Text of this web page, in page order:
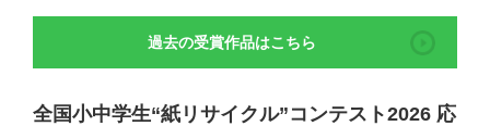
過去の受賞作品はこちら
全国小中学生“紙リサイクル”コンテスト2026 応